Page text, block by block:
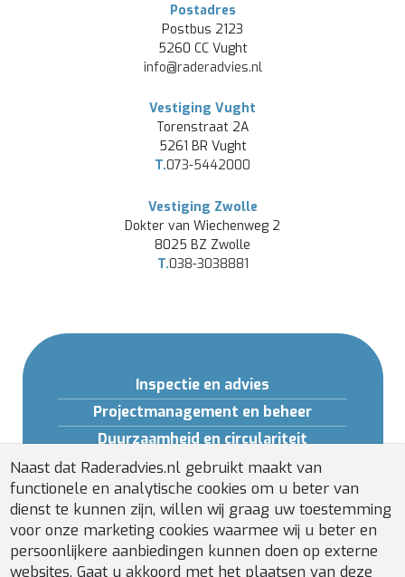
Postadres
Postbus 2123
5260 CC Vught
info@raderadvies.nl
Vestiging Vught
Torenstraat 2A
5261 BR Vught
T.073-5442000
Vestiging Zwolle
Dokter van Wiechenweg 2
8025 BZ Zwolle
T.038-3038881
Inspectie en advies
Projectmanagement en beheer
Duurzaamheid en circulariteit
Opleidingen en Software
Gebouwveiligheid
Installatiebeheer
Naast dat Raderadvies.nl gebruikt maakt van
functionele en analytische cookies om u beter van
dienst te kunnen zijn, willen wij graag uw toestemming
voor onze marketing cookies waarmee wij u beter en
persoonlijkere aanbiedingen kunnen doen op externe
websites. Gaat u akkoord met het plaatsen van deze